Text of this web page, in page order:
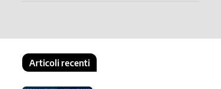
Articoli recenti